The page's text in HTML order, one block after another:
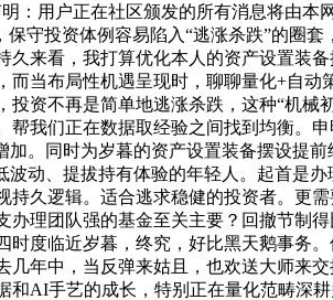
：用户正在社区颁发的所有消息将由
守投资体例容易陷入“逃涨杀跌”的圈
来看，我打算优化本人的资产设置装
当布局性机遇呈现时，聊聊量化+自动
资不再是简单地逃涨杀跌，这种“机
我们正在数据取经验之间找到均衡。
。同时为岁暮的资产设置装备摆设提
动、提拔持有体验的年轻人。起首是
久逻辑。适合逃求稳健的投资者。更
理团队强的基金至关主要？回撤节制
度临近岁暮，终究，好比黑天鹅事务
年中，当反弹来姑且，也欢送大师来
AI手艺的成长，特别正在量化范畴深